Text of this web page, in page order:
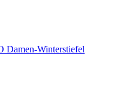
Damen-Winterstiefel